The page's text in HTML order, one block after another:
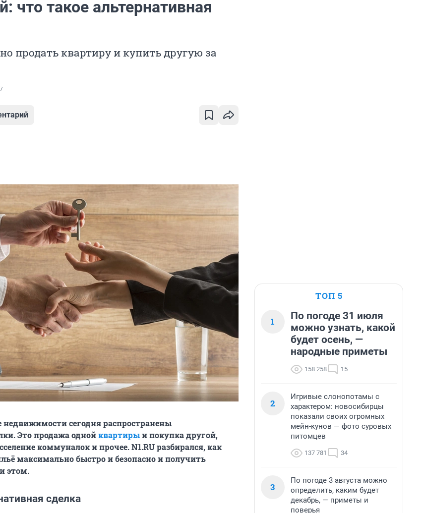
что такое альтернативная
продать квартиру и купить другую за
сегодня распространены
Это продажа однойквартирыи покупка другой,
коммуналок и прочее.N1.RU разбирался,как
максимально быстро и безопасно и получить
этом.
сделка
ТОП 5
1
По погоде 31 июля
можно узнать, какой
будет осень, —
народные приметы
158 258 15
2
Игривые слонопотамы с
характером: новосибирцы
показали своих огромных
мейн-кунов — фото суровых
питомцев
137 781 34
3
По погоде 3 августа можно
определить, каким будет
декабрь, — приметы и
поверья